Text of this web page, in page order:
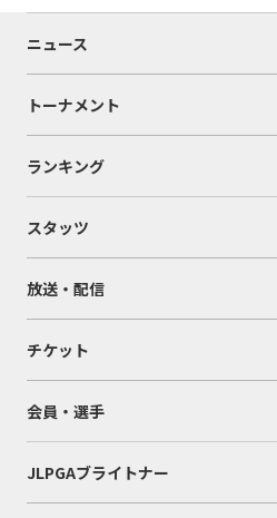
ニュース
トーナメント
ランキング
スタッツ
放送・配信
チケット
会員・選手
JLPGAブライトナー